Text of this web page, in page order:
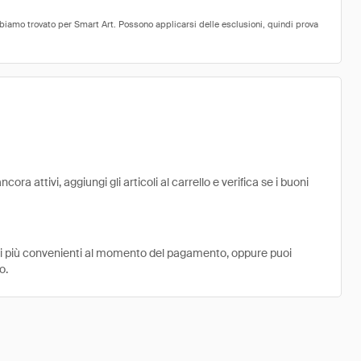
attivi, aggiungi gli articoli al carrello e verifica se i buoni
convenienti al momento del pagamento, oppure puoi